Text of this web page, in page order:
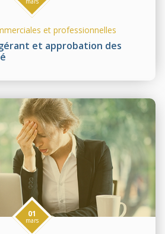
et approbation des
et professionnelles
01
mars